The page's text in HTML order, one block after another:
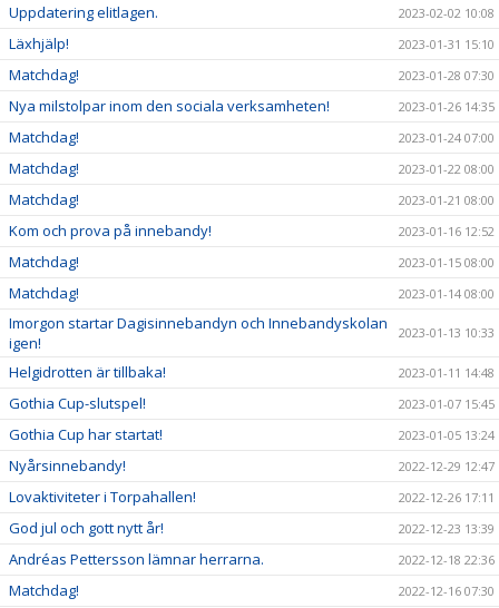
Uppdatering elitlagen. 2023-02-02 10:08
Läxhjälp! 2023-01-31 15:10
Matchdag! 2023-01-28 07:30
Nya milstolpar inom den sociala verksamheten! 2023-01-26 14:35
Matchdag! 2023-01-24 07:00
Matchdag! 2023-01-22 08:00
Matchdag! 2023-01-21 08:00
Kom och prova på innebandy! 2023-01-16 12:52
Matchdag! 2023-01-15 08:00
Matchdag! 2023-01-14 08:00
Imorgon startar Dagisinnebandyn och Innebandyskolan
igen!
2023-01-13 10:33
Helgidrotten är tillbaka! 2023-01-11 14:48
Gothia Cup-slutspel! 2023-01-07 15:45
Gothia Cup har startat! 2023-01-05 13:24
Nyårsinnebandy! 2022-12-29 12:47
Lovaktiviteter i Torpahallen! 2022-12-26 17:11
God jul och gott nytt år! 2022-12-23 13:39
Andréas Pettersson lämnar herrarna. 2022-12-18 22:36
Matchdag! 2022-12-16 07:30